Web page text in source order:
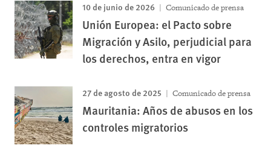
10 de junio de 2026 Comunicado de prensa
Unión Europea: el Pacto sobre
Migración y Asilo, perjudicial para
los derechos, entra en vigor
27 de agosto de 2025 Comunicado de prensa
Mauritania: Años de abusos en los
controles migratorios